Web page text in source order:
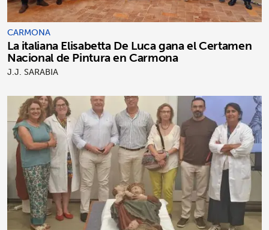
CARMONA
La italiana Elisabetta De Luca gana el Certamen
Nacional de Pintura en Carmona
J.J. SARABIA